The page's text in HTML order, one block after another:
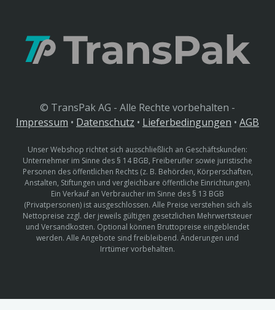
© TransPak AG - Alle Rechte vorbehalten -
Impressum • Datenschutz • Lieferbedingungen • AGB
Unser Webshop richtet sich ausschließlich an Geschäftskunden:
Unternehmer im Sinne des § 14 BGB, Freiberufler sowie juristische
Personen des öffentlichen Rechts (z. B. Behörden, Körperschaften,
Anstalten, Stiftungen und vergleichbare öffentliche Einrichtungen).
Ein Verkauf an Verbraucher im Sinne des § 13 BGB
(Privatpersonen) ist ausgeschlossen. Alle Preise verstehen sich als
Nettopreise zzgl. der jeweils gültigen gesetzlichen Mehrwertsteuer
und Versandkosten. Optional können Bruttopreise eingeblendet
werden. Alle Angebote sind freibleibend. Änderungen und
Irrtümer vorbehalten.